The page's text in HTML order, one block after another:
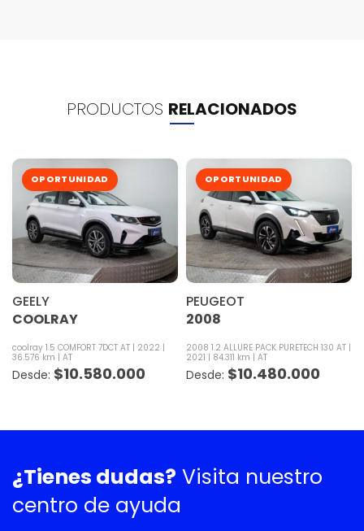
PRODUCTOS RELACIONADOS
OPORTUNIDAD
GEELY
COOLRAY
coolray 1.5 COMFORT 7DCT AT
2022
36.576 km
AT
$10.580.000
OPORTUNIDAD
PEUGEOT
2008
2008 1.2 ALLURE PACK PURETECH 130 AT
2021
84.311 km AT
$10.480.000
¿Tienes dudas? Visita nuestro
centro de ayuda